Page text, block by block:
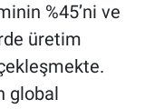
%45’ni ve
üretim
global